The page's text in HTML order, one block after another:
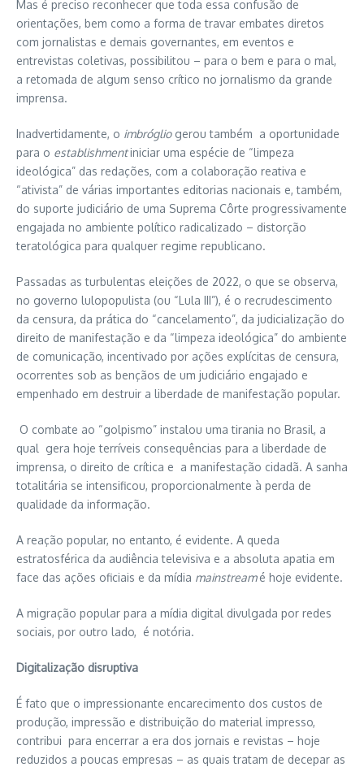
Mas é preciso reconhecer que toda essa confusão de
orientações, bem como a forma de travar embates diretos
com jornalistas e demais governantes, em eventos e
entrevistas coletivas, possibilitou – para o bem e para o mal,
a retomada de algum senso crítico no jornalismo da grande
imprensa.
Inadvertidamente, o imbrógliogerou também a oportunidade
para o establishmentiniciar uma espécie de “limpeza
ideológica” das redações, com a colaboração reativa e
“ativista” de várias importantes editorias nacionais e, também,
do suporte judiciário de uma Suprema Côrte progressivamente
engajada no ambiente político radicalizado – distorção
teratológica para qualquer regime republicano.
Passadas as turbulentas eleições de 2022, o que se observa,
no governo lulopopulista (ou “Lula III”), é o recrudescimento
da censura, da prática do “cancelamento”, da judicialização do
direito de manifestação e da “limpeza ideológica” do ambiente
de comunicação, incentivado por ações explícitas de censura,
ocorrentes sob as bençãos de um judiciário engajado e
empenhado em destruir a liberdade de manifestação popular.
O combate ao “golpismo” instalou uma tirania no Brasil, a
qual gera hoje terríveis consequências para a liberdade de
imprensa, o direito de crítica e a manifestação cidadã. A sanha
totalitária se intensificou, proporcionalmente à perda de
qualidade da informação.
A reação popular, no entanto, é evidente. A queda
estratosférica da audiência televisiva e a absoluta apatia em
face das ações oficiais e da mídia mainstreamé hoje evidente.
A migração popular para a mídia digital divulgada por redes
sociais, por outro lado, é notória.
Digitalização disruptiva
É fato que o impressionante encarecimento dos custos de
produção, impressão e distribuição do material impresso,
contribui para encerrar a era dos jornais e revistas – hoje
reduzidos a poucas empresas – as quais tratam de decepar as